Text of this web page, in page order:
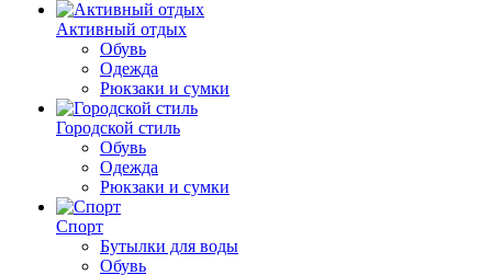
Активный отдых
Обувь
Одежда
Рюкзаки и сумки
Городской стиль
Обувь
Одежда
Рюкзаки и сумки
Спорт
Бутылки для воды
Обувь